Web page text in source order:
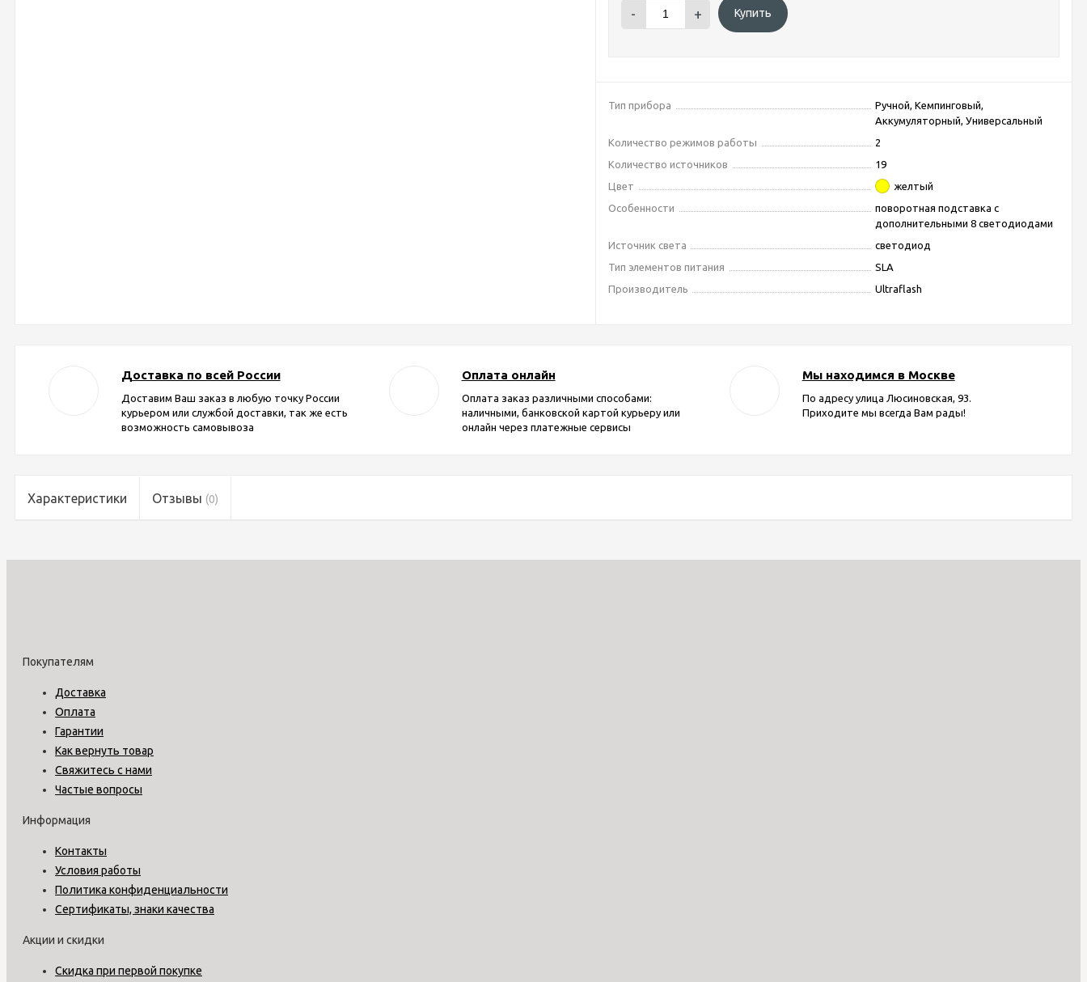
- + Купить
Тип прибора
Ручной, Кемпинговый,
Аккумуляторный, Универсальный
Количество режимов работы
2
Количество источников
19
Цвет
желтый
Особенности
поворотная подставка с
дополнительными 8 светодиодами
Источник света
светодиод
Тип элементов питания
SLA
Производитель
Ultraflash
Доставка по всей России
Доставим Ваш заказ в любую точку России
курьером или службой доставки, так же есть
возможность самовывоза
Оплата онлайн
Оплата заказ различными способами:
наличными, банковской картой курьеру или
онлайн через платежные сервисы
Мы находимся в Москве
По адресу улица Люсиновская, 93.
Приходите мы всегда Вам рады!
Характеристики Отзывы (0)
Покупателям
Доставка
Оплата
Гарантии
Как вернуть товар
Свяжитесь с нами
Частые вопросы
Информация
Контакты
Условия работы
Политика конфиденциальности
Сертификаты, знаки качества
Акции и скидки
Скидка при первой покупке